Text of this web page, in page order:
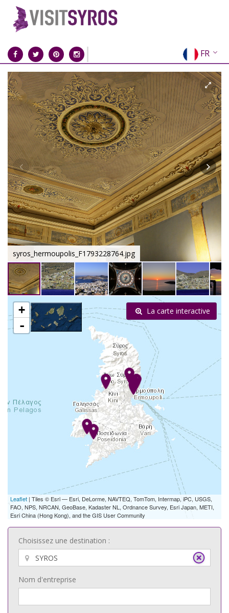
FR
EN
EL
DE
IT
ES
RU
CN
syros_hermoupolis_F1793228764.jpg
+
-
Leaflet | Tiles © Esri — Esri, DeLorme, NAVTEQ, TomTom, Intermap, iPC, USGS,
FAO, NPS, NRCAN, GeoBase, Kadaster NL, Ordnance Survey, Esri Japan, METI,
Esri China (Hong Kong), and the GIS User Community
La carte interactive
Choisissez une destination :
Nom d'entreprise